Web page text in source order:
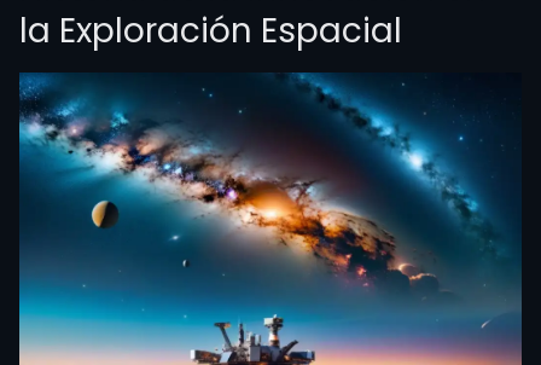
la Exploración Espacial